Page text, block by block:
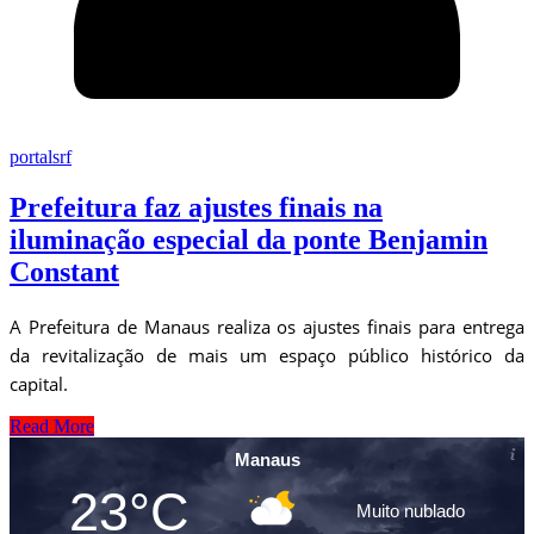
portalsrf
Prefeitura faz ajustes finais na
iluminação especial da ponte Benjamin
Constant
A Prefeitura de Manaus realiza os ajustes finais para entrega
da revitalização de mais um espaço público histórico da
capital.
Read More
Manaus
23°C Muito nublado